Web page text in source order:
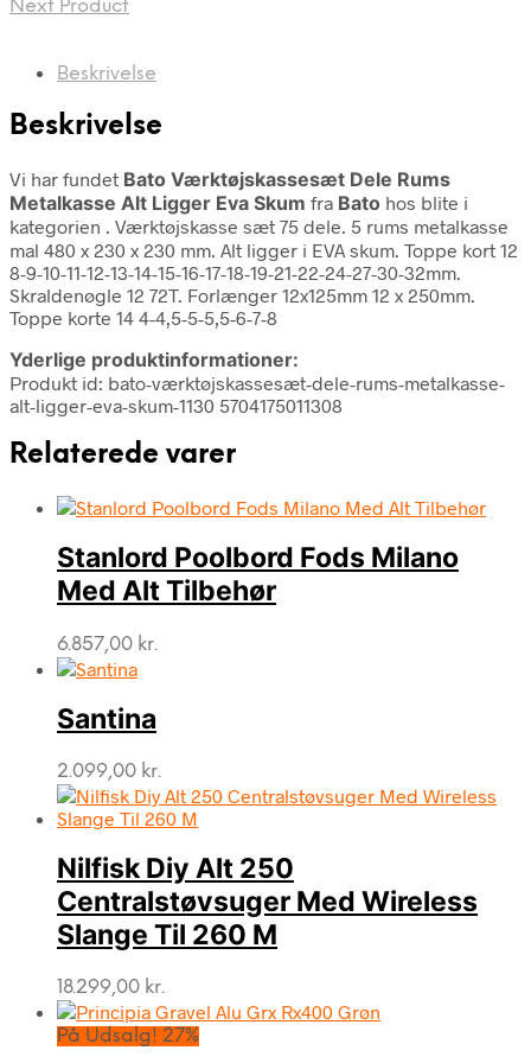
Next Product
Beskrivelse
Beskrivelse
Vi har fundet Bato Værktøjskassesæt Dele Rums
Metalkasse Alt Ligger Eva Skum fra Bato hos blite i
kategorien . Værktøjskasse sæt 75 dele. 5 rums metalkasse
mal 480 x 230 x 230 mm. Alt ligger i EVA skum. Toppe kort 12
8-9-10-11-12-13-14-15-16-17-18-19-21-22-24-27-30-32mm.
Skraldenøgle 12 72T. Forlænger 12x125mm 12 x 250mm.
Toppe korte 14 4-4,5-5-5,5-6-7-8
Yderlige produktinformationer:
Produkt id: bato-værktøjskassesæt-dele-rums-metalkasse-
alt-ligger-eva-skum-1130 5704175011308
Relaterede varer
Stanlord Poolbord Fods Milano
Med Alt Tilbehør
6.857,00 kr.
Santina
2.099,00 kr.
Nilfisk Diy Alt 250
Centralstøvsuger Med Wireless
Slange Til 260 M
18.299,00 kr.
På Udsalg! 27%